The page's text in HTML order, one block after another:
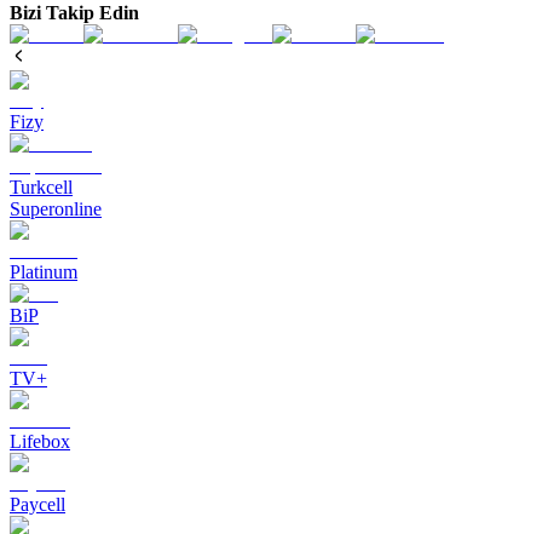
Bizi Takip Edin
Fizy
Turkcell
Superonline
Platinum
BiP
TV+
Lifebox
Paycell